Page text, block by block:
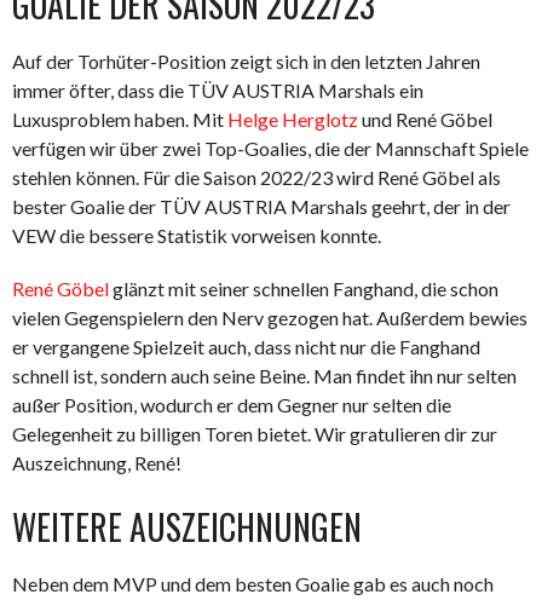
Auf der Torhüter-Position zeigt sich in den letzten Jahren
immer öfter, dass die TÜV AUSTRIA Marshals ein
Luxusproblem haben. Mit Helge Herglotzund René Göbel
verfügen wir über zwei Top-Goalies, die der Mannschaft Spiele
stehlen können. Für die Saison 2022/23 wird René Göbel als
bester Goalie der TÜV AUSTRIA Marshals geehrt, der in der
VEW die bessere Statistik vorweisen konnte.
René Göbelglänzt mit seiner schnellen Fanghand, die schon
vielen Gegenspielern den Nerv gezogen hat. Außerdem bewies
er vergangene Spielzeit auch, dass nicht nur die Fanghand
schnell ist, sondern auch seine Beine. Man findet ihn nur selten
außer Position, wodurch er dem Gegner nur selten die
Gelegenheit zu billigen Toren bietet. Wir gratulieren dir zur
Auszeichnung, René!
WEITERE AUSZEICHNUNGEN
Neben dem MVP und dem besten Goalie gab es auch noch